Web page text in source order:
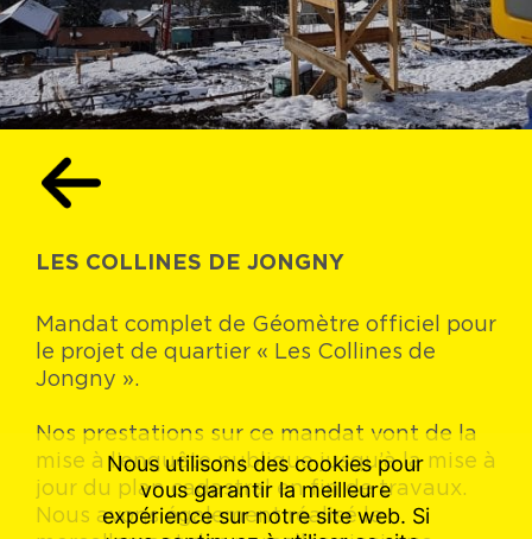
LES COLLINES DE JONGNY
Mandat complet de Géomètre officiel pour
le projet de quartier « Les Collines de
Jongny ».
Nos prestations sur ce mandat vont de la
mise à l’enquête publique jusqu’à la mise à
jour du plan cadastral en fin de travaux.
Nous avons également réalisé le
Nous utilisons des cookies pour
vous garantir la meilleure
expérience sur notre site web. Si